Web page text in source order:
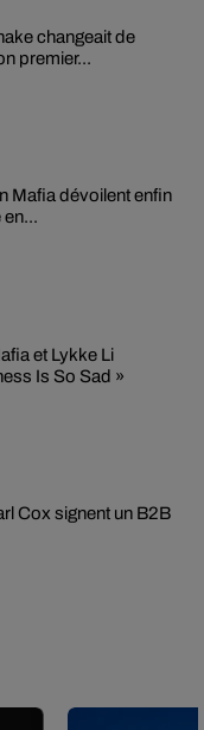
changeait de
premier...
Mafia dévoilent enfin
en...
et Lykke Li
Is So Sad »
Cox signent un B2B